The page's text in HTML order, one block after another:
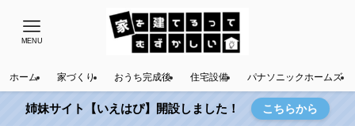
MENU
ホーム 家づくり おうち完成後 住宅設備 パナソニックホームズ
姉妹サイト【いえはぴ】開設しました！ こちらから